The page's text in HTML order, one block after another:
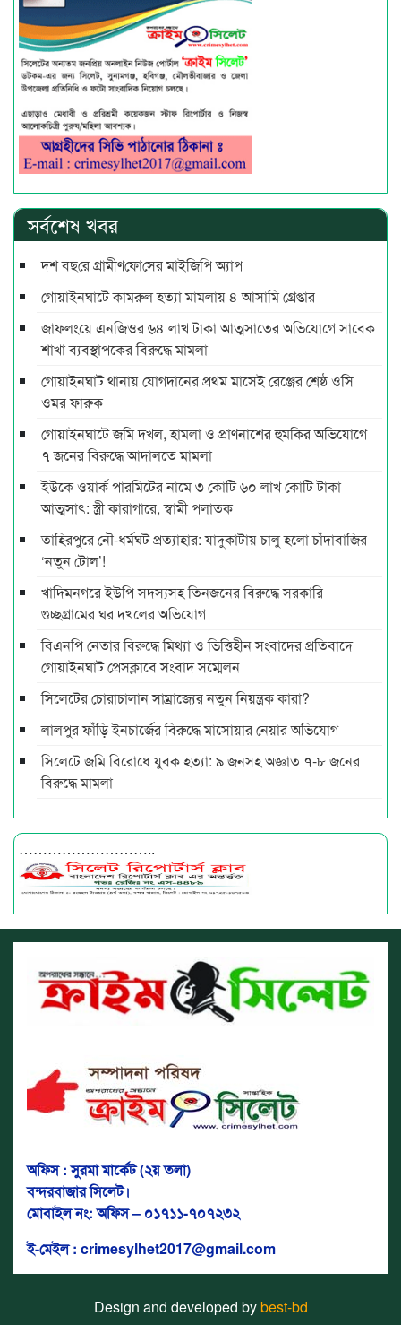
সর্বশেষ খবর
দশ বছ‌রে গ্রামীণ‌ফো‌সের মাইজিপি অ্যাপ
গোয়াইনঘাটে কামরুল হত্যা মামলায় ৪ আসামি গ্রেপ্তার
জাফলংয়ে এনজিওর ৬৪ লাখ টাকা আত্মসাতের অভিযোগে সাবেক
শাখা ব্যবস্থাপকের বিরুদ্ধে মামলা
গোয়াইনঘাট থানায় যোগদানের প্রথম মাসেই রেঞ্জের শ্রেষ্ঠ ওসি
ওমর ফারুক
গোয়াইনঘাটে জমি দখল, হামলা ও প্রাণনাশের হুমকির অভিযোগে
৭ জনের বিরুদ্ধে আদালতে মামলা
ইউকে ওয়ার্ক পারমিটের নামে ৩ কোটি ৬০ লাখ কোটি টাকা
আত্মসাৎ: স্ত্রী কারাগারে, স্বামী পলাতক
তাহিরপুরে নৌ-ধর্মঘট প্রত্যাহার: যাদুকাটায় চালু হলো চাঁদাবাজির
‘নতুন টোল’!
খাদিমনগরে ইউপি সদস্যসহ তিনজনের বিরুদ্ধে সরকারি
গুচ্ছগ্রামের ঘর দখলের অভিযোগ
বিএনপি নেতার বিরুদ্ধে মিথ্যা ও ভিত্তিহীন সংবাদের প্রতিবাদে
গোয়াইনঘাট প্রেসক্লাবে সংবাদ সম্মেলন
সিলেটের চোরাচালান সাম্রাজ্যের নতুন নিয়ন্ত্রক কারা?
লালপুর ফাঁড়ি ইনচার্জের বিরুদ্ধে মাসোয়ার নেয়ার অভিযোগ
সিলেটে জমি বিরোধে যুবক হত্যা: ৯ জনসহ অজ্ঞাত ৭-৮ জনের
বিরুদ্ধে মামলা
………………………..
অফিস : সুরমা মার্কেট (২য় তলা)
বন্দরবাজার সিলেট।
মোবাইল নং: অফিস – ০১৭১১-৭০৭২৩২
ই-মেইল : crimesylhet2017@gmail.com
Design and developed bybest-bd